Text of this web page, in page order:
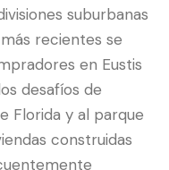
suburbanas
recientes se
en Eustis
desafíos de
Florida y al parque
construidas